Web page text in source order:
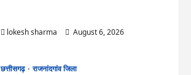
lokesh sharma
August 6, 2026
छत्तीसगढ़
राजनांदगांव जिला